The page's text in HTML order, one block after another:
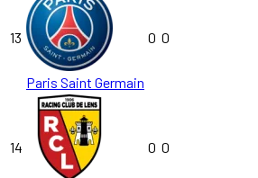
13
Paris Saint Germain
0 0
14 0 0